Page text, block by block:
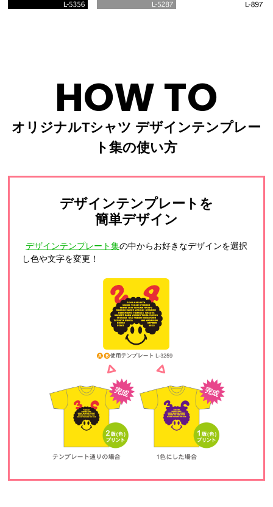
HOW TO
オリジナルTシャツ デザインテンプレー
ト集の使い方
デザインテンプレートを
簡単デザイン
デザインテンプレート集の中からお好きなデザインを選択
し色や文字を変更！